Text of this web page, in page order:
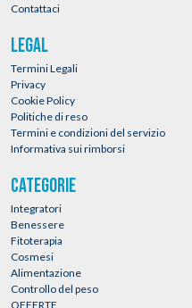
Contattaci
LEGAL
Termini Legali
Privacy
Cookie Policy
Politiche di reso
Termini e condizioni del servizio
Informativa sui rimborsi
CATEGORIE
Integratori
Benessere
Fitoterapia
Cosmesi
Alimentazione
Controllo del peso
OFFERTE